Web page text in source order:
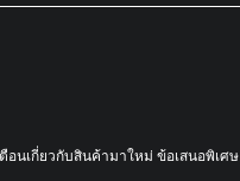
ตือนเกี่ยวกับสินค้ามาใหม่ ข้อเสนอพิเศ